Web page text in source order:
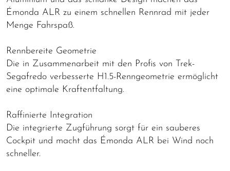
Émonda ALR zu einem schnellen Rennrad mit jeder
Menge Fahrspaß.
Rennbereite Geometrie
Die in Zusammenarbeit mit den Profis von Trek-
Segafredo verbesserte H1.5-Renngeometrie ermöglicht
eine optimale Kraftentfaltung.
Raffinierte Integration
Die integrierte Zugführung sorgt für ein sauberes
Cockpit und macht das Émonda ALR bei Wind noch
schneller.